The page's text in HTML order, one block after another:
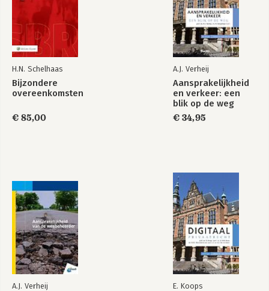
H.N. Schelhaas
Bijzondere
overeenkomsten
€ 85,00
A.J. Verheij
Aansprakelijkheid
en verkeer: een
blik op de weg
€ 34,95
A.J. Verheij E. Koops